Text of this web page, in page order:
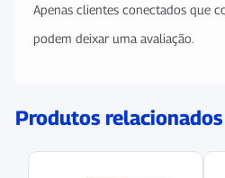
Apenas clientes conectados que
podem deixar uma avaliação.
Produtos relacionados